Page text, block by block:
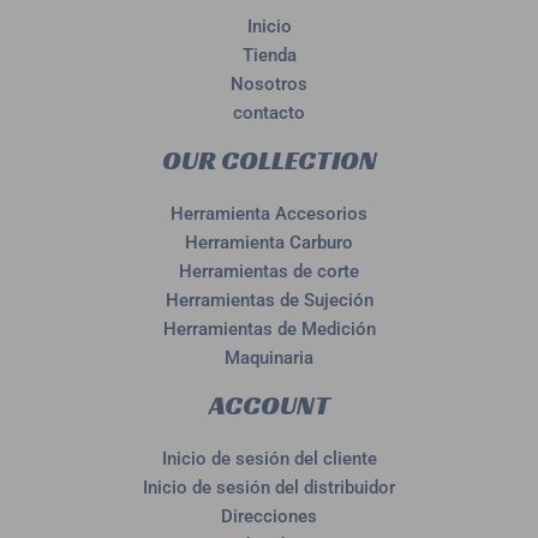
Inicio
Tienda
Nosotros
contacto
OUR COLLECTION
Herramienta Accesorios
Herramienta Carburo
Herramientas de corte
Herramientas de Sujeción
Herramientas de Medición
Maquinaria
ACCOUNT
Inicio de sesión del cliente
Inicio de sesión del distribuidor
Direcciones